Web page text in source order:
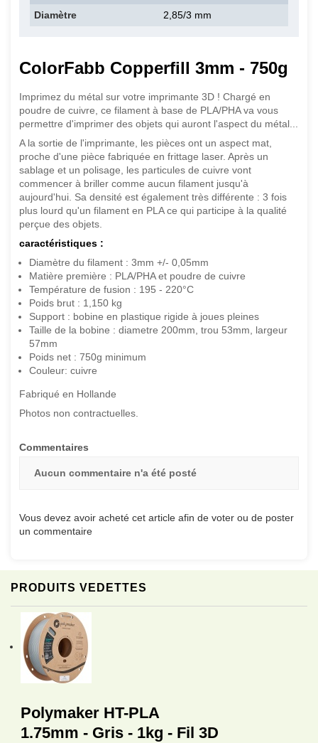
PRODUITS VEDETTES
Polymaker HT-PLA
1.75mm - Gris - 1kg - Fil 3D
Diamètre
2,85/3 mm
ColorFabb Copperfill 3mm - 750g
Imprimez du métal sur votre imprimante 3D ! Chargé en
poudre de cuivre, ce filament à base de PLA/PHA va vous
permettre d'imprimer des objets qui auront l'aspect du métal...
A la sortie de l'imprimante, les pièces ont un aspect mat,
proche d'une pièce fabriquée en frittage laser. Après un
sablage et un polisage, les particules de cuivre vont
commencer à briller comme aucun filament jusqu'à
aujourd'hui. Sa densité est également très différente : 3 fois
plus lourd qu'un filament en PLA ce qui participe à la qualité
perçue des objets.
caractéristiques :
Diamètre du filament : 3mm +/- 0,05mm
Matière première : PLA/PHA et poudre de cuivre
Température de fusion : 195 - 220°C
Poids brut : 1,150 kg
Support : bobine en plastique rigide à joues pleines
Taille de la bobine : diametre 200mm, trou 53mm, largeur
57mm
Poids net : 750g minimum
Couleur: cuivre
Fabriqué en Hollande
Photos non contractuelles.
Commentaires
Aucun commentaire n'a été posté
Vous devez avoir acheté cet article afin de voter ou de poster
un commentaire